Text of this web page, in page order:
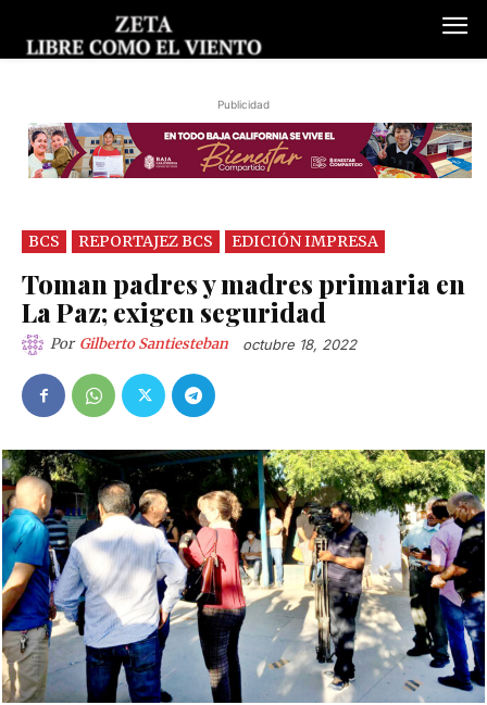
Publicidad
BCS REPORTAJEZ BCS EDICIÓN IMPRESA
Toman padres y madres primaria en
La Paz; exigen seguridad
Por Gilberto Santiesteban octubre 18, 2022